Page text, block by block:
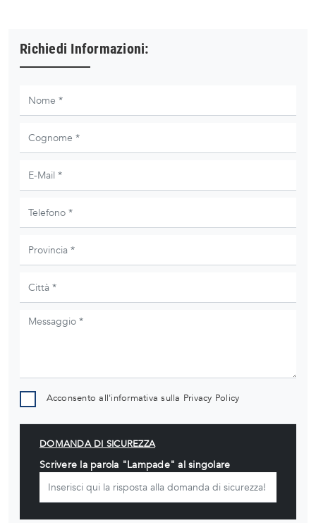
Richiedi Informazioni:
Acconsento all'informativa sulla Privacy Policy
DOMANDA DI SICUREZZA
Scrivere la parola "Lampade" al singolare